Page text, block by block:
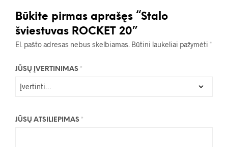
Būkite pirmas aprašęs “Stalo
šviestuvas ROCKET 20”
El. pašto adresas nebus skelbiamas. Būtini laukeliai pažymėti *
JŪSŲ ĮVERTINIMAS *
JŪSŲ ATSILIEPIMAS *